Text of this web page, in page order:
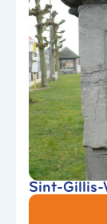
Sint-Gillis-